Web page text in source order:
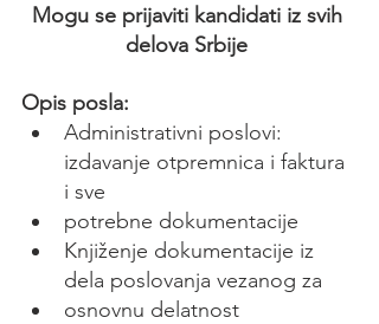
Mogu se prijaviti kandidati iz svih
delova Srbije
Opis posla:
Administrativni poslovi:
izdavanje otpremnica i faktura
i sve
potrebne dokumentacije
Knjiženje dokumentacije iz
dela poslovanja vezanog za
osnovnu delatnost